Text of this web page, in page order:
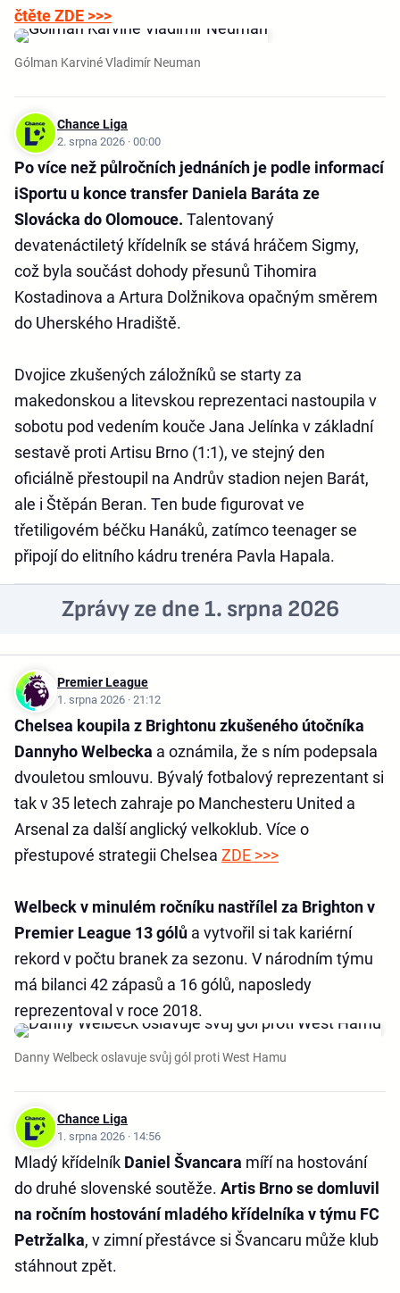
čtěte ZDE >>>
Gólman Karviné Vladimír Neuman
Chance Liga
2. srpna 2026 · 00:00
Po více než půlročních jednáních je podle informací
iSportu u konce transfer Daniela Baráta ze
Slovácka do Olomouce. Talentovaný
devatenáctiletý křídelník se stává hráčem Sigmy,
což byla součást dohody přesunů Tihomira
Kostadinova a Artura Dolžnikova opačným směrem
do Uherského Hradiště.
Dvojice zkušených záložníků se starty za
makedonskou a litevskou reprezentaci nastoupila v
sobotu pod vedením kouče Jana Jelínka v základní
sestavě proti Artisu Brno (1:1), ve stejný den
oficiálně přestoupil na Andrův stadion nejen Barát,
ale i Štěpán Beran. Ten bude figurovat ve
třetiligovém béčku Hanáků, zatímco teenager se
připojí do elitního kádru trenéra Pavla Hapala.
Zprávy ze dne 1. srpna 2026
Premier League
1. srpna 2026 · 21:12
Chelsea koupila z Brightonu zkušeného útočníka
Dannyho Welbecka a oznámila, že s ním podepsala
dvouletou smlouvu. Bývalý fotbalový reprezentant si
tak v 35 letech zahraje po Manchesteru United a
Arsenal za další anglický velkoklub. Více o
přestupové strategii Chelsea ZDE >>>
Welbeck v minulém ročníku nastřílel za Brighton v
Premier League 13 gólů a vytvořil si tak kariérní
rekord v počtu branek za sezonu. V národním týmu
má bilanci 42 zápasů a 16 gólů, naposledy
reprezentoval v roce 2018.
Danny Welbeck oslavuje svůj gól proti West Hamu
Chance Liga
1. srpna 2026 · 14:56
Mladý křídelník Daniel Švancara míří na hostování
do druhé slovenské soutěže. Artis Brno se domluvil
na ročním hostování mladého křídelníka v týmu FC
Petržalka, v zimní přestávce si Švancaru může klub
stáhnout zpět.